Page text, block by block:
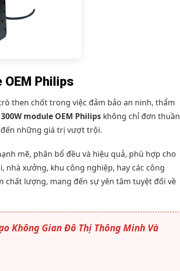
OEM Philips
then chốt trong việc đảm bảo an ninh, thẩm
module OEM Philips không chỉ đơn thuần
những giá trị vượt trội.
mẽ, phân bổ đều và hiệu quả, phù hợp cho
nhà xưởng, khu công nghiệp, hay các công
chất lượng, mang đến sự yên tâm tuyệt đối về
Không Gian Đô Thị Thông Minh Và